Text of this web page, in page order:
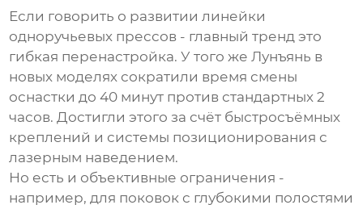
Если говорить о развитии линейки
одноручьевых прессов - главный тренд это
гибкая перенастройка. У того же Лунъянь в
новых моделях сократили время смены
оснастки до 40 минут против стандартных 2
часов. Достигли этого за счёт быстросъёмных
креплений и системы позиционирования с
лазерным наведением.
Но есть и объективные ограничения -
например, для поковок с глубокими полостями